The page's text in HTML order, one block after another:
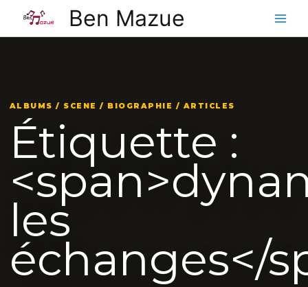
contenu
Ben Mazue
ALBUMS / SCENE / BIOGRAPHIE / ARTICLES
Étiquette :
les
échanges</